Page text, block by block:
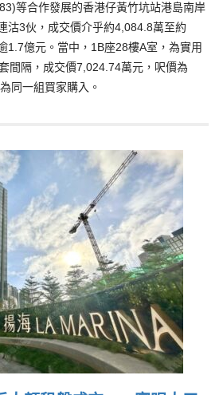
等合作發展的香港仔黃竹坑站港島南岸
沽3伙，成交價介乎約4,084.8萬至約
1.7億元。當中，1B座28樓A室，為實用
間隔，成交價7,024.74萬元，呎價為
同一組買家購入。